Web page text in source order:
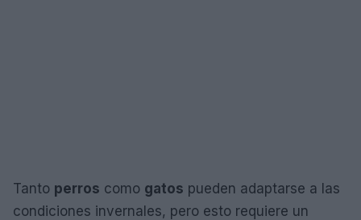
Tanto perros como gatos pueden adaptarse a las
condiciones invernales, pero esto requiere un